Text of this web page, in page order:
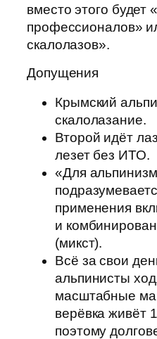
вместо этого будет
профессионалов»
скалолазов».
Допущения
Крымский
скалолазание.
Второй идёт
лезет без ИТО.
«Для
применения
и
(микст).
Всё за свои
альпинисты
масштабные
верёвка живёт
поэтому